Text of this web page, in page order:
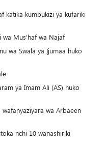
katika kumbukizi ya kufariki
Mus’haf wa Najaf
wa Swala ya Ijumaa huko
ya Imam Ali (AS) huko
wafanyaziyara wa Arbaeen
nchi 10 wanashiriki